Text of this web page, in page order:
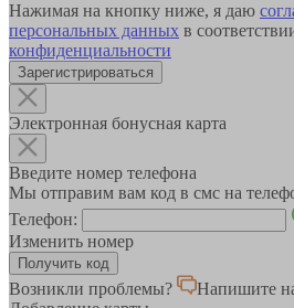
Нажимая на кнопку ниже, я даю
персональных данных в
конфиденциальности
Зарегистрироваться
Электронная бонусная карта
Введите номер телефона
Мы отправим вам код в смс на
Телефон:
Изменить номер
Возникли проблемы?
Напишите